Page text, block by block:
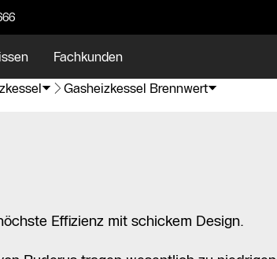
Fachkunden
Gasheizkessel Brennwert
Effizienz mit schickem Design.